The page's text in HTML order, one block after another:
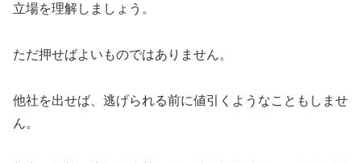
立場を理解しましょう。
ただ押せばよいものではありません。
他社を出せば、逃げられる前に値引くようなこともしませ
ん。